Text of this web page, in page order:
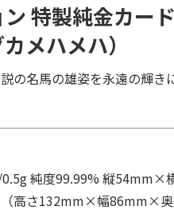
特製純金カー
メハメハ）
の名馬の雄姿を永遠の輝き
0.5g 純度99.99% 縦
（高さ132mm×幅86mm×